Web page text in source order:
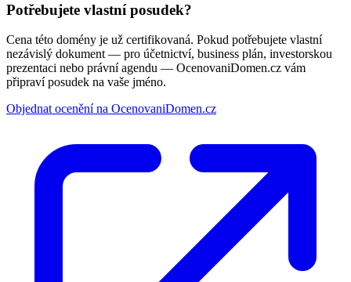
Potřebujete vlastní posudek?
Cena této domény je už certifikovaná. Pokud potřebujete vlastní
nezávislý dokument — pro účetnictví, business plán, investorskou
prezentaci nebo právní agendu — OcenovaniDomen.cz vám
připraví posudek na vaše jméno.
Objednat ocenění na OcenovaniDomen.cz